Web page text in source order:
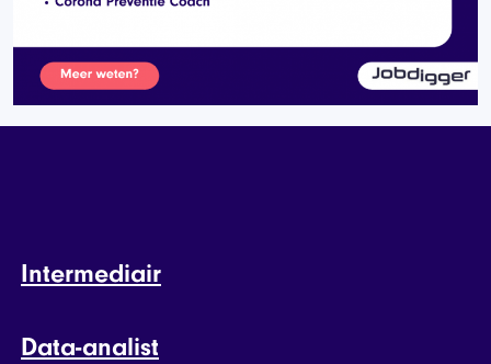
Intermediair
Data-analist